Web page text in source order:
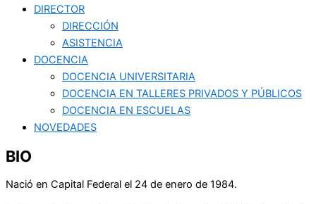
DIRECTOR
DIRECCIÓN
ASISTENCIA
DOCENCIA
DOCENCIA UNIVERSITARIA
DOCENCIA EN TALLERES PRIVADOS Y PÚBLICOS
DOCENCIA EN ESCUELAS
NOVEDADES
BIO
Nació en Capital Federal el 24 de enero de 1984.